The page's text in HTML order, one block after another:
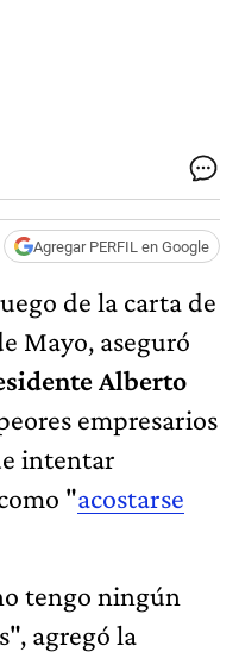
Agregar PERFIL en Google
de la carta de
Mayo, aseguró
Alberto
empresarios
intentar
"acostarse
tengo ningún
agregó la